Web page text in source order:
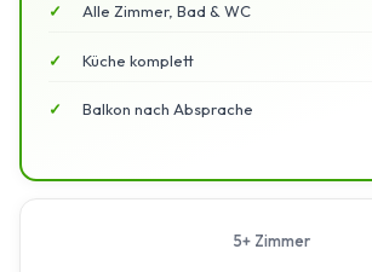
Alle Zimmer, Bad & WC
Küche komplett
Balkon nach Absprache
5+ Zimmer